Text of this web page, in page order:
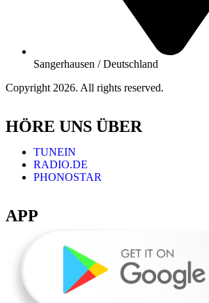
Sangerhausen / Deutschland
Copyright 2026. All rights reserved.
HÖRE UNS ÜBER
TUNEIN
RADIO.DE
PHONOSTAR
APP